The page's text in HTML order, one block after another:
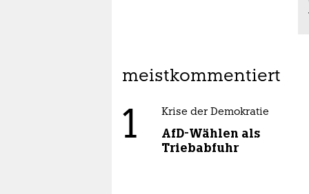
meistkommentiert
1 Krise der Demokratie
AfD-Wählen als
Triebabfuhr